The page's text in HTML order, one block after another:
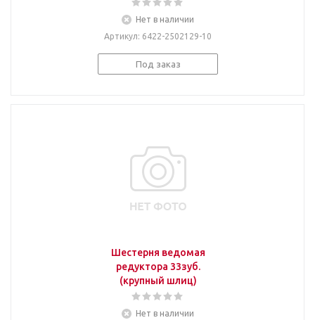
Нет в наличии
Артикул: 6422-2502129-10
Под заказ
Шестерня ведомая
редуктора 33зуб.
(крупный шлиц)
Нет в наличии